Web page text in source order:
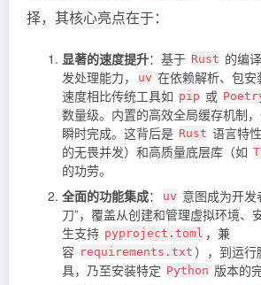
择，其核心亮点在于：
显著的速度提升：基于 Rust 的编
发处理能力，
uv 在依赖解析、包
速度相比传统工具如 pip 或
数量级。内置的高效全局缓存机制
瞬时完成。这背后是 Rust 语言特
的无畏并发）和高质量底层库（如
的功劳。
全面的功能集成： uv 意图成为开发
刀”，覆盖从创建和管理虚拟环境、
生支持 pyproject.toml ，兼
容 requirements.txt ），到运行
具，乃至安装特定 Python 版本的